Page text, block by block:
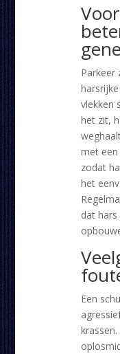
Parkeer
vlekken
het zit,
met
zodat
het
dat
Een